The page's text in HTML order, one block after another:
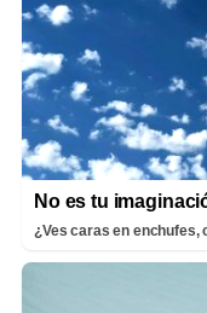
No es tu
¿Ves caras en enchufes,